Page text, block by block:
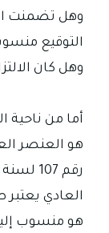
وهل تضمنت
التوقيع
وهل كان
أما من ناحية
هو العنصر
العادي
هو منسوب